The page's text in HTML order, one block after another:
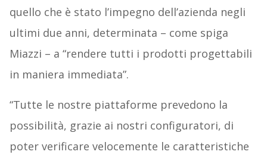
quello che è stato l’impegno dell’azienda negli
ultimi due anni, determinata – come spiga
Miazzi – a “rendere tutti i prodotti progettabili
in maniera immediata”.
“Tutte le nostre piattaforme prevedono la
possibilità, grazie ai nostri configuratori, di
poter verificare velocemente le caratteristiche